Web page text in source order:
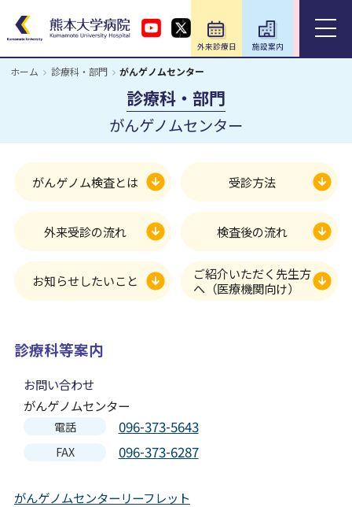
外来診療日 施設案内
ホーム 診療科・部門 がんゲノムセンター
診療科・部門
がんゲノムセンター
がんゲノム検査とは 受診方法
外来受診の流れ 検査後の流れ
お知らせしたいこと
ご紹介いただく先生方
へ（医療機関向け）
診療科等案内
お問い合わせ
がんゲノムセンター
電話 096-373-5643
FAX 096-373-6287
がんゲノムセンターリーフレット
ホーム
外来のご案内
入院のご案内
診療科・部門
医療関係の方
Foreign Language